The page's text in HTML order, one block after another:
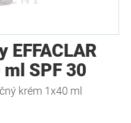
EFFACLAR
ml SPF 30
krém 1x40 ml